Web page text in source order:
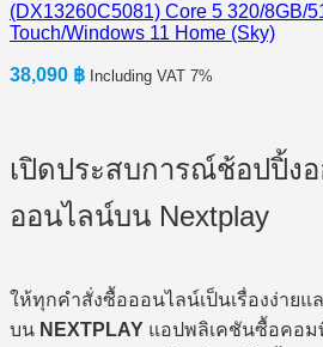
(DX13260C5081) Core 5 320/8GB/
Touch/Windows 11 Home (Sky)
38,090 ฿ Including VAT 7%
เปิดประสบการณ์ช้อปปิ้ง
ออนไลน์บน Nextplay
ให้ทุกคำสั่งซื้อออนไลน์เป็นเรื่องง่าย
บน NEXTPLAY แอปพลิเคชันซื้อคอม